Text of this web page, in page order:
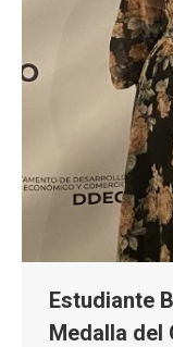
Estudiante
Medalla del